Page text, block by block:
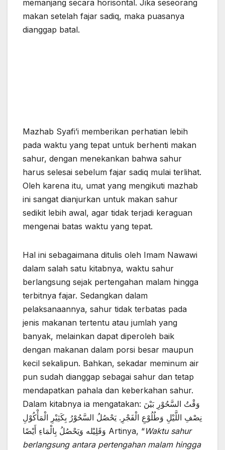
memanjang secara horisontal. Jika seseorang
makan setelah fajar sadiq, maka puasanya
dianggap batal.
Mazhab Syafi’i memberikan perhatian lebih
pada waktu yang tepat untuk berhenti makan
sahur, dengan menekankan bahwa sahur
harus selesai sebelum fajar sadiq mulai terlihat.
Oleh karena itu, umat yang mengikuti mazhab
ini sangat dianjurkan untuk makan sahur
sedikit lebih awal, agar tidak terjadi keraguan
mengenai batas waktu yang tepat.
Hal ini sebagaimana ditulis oleh Imam Nawawi
dalam salah satu kitabnya, waktu sahur
berlangsung sejak pertengahan malam hingga
terbitnya fajar. Sedangkan dalam
pelaksanaannya, sahur tidak terbatas pada
jenis makanan tertentu atau jumlah yang
banyak, melainkan dapat diperoleh baik
dengan makanan dalam porsi besar maupun
kecil sekalipun. Bahkan, sekadar meminum air
pun sudah dianggap sebagai sahur dan tetap
mendapatkan pahala dan keberkahan sahur.
Dalam kitabnya ia mengatakan: وَقْتُ السَّحُوْرِ بَيْنَ
نِصْفِ اللَّيْلِ وَطُلُوْعِ الْفَجْرِ. يَحْصُلُ السَّحُوْرُ بِكَثِيْرِ الْمَأْكُوْلِ
وَقَلِيْله وَيَحْصُلُ بِالْمَاءِ أَيْضًا Artinya, “Waktu sahur
berlangsung antara pertengahan malam hingga